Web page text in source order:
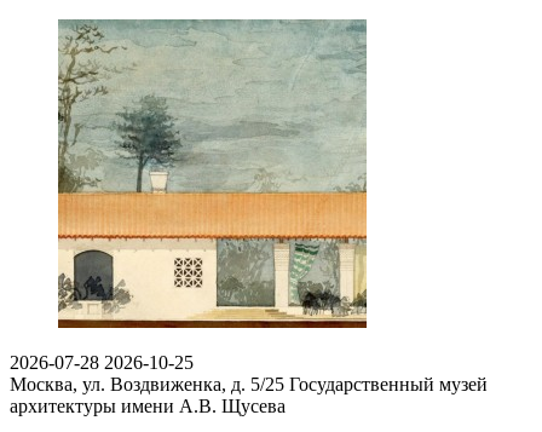
2026-07-28 2026-10-25
Москва, ул. Воздвиженка, д. 5/25 Государственный музей
архитектуры имени А.В. Щусева